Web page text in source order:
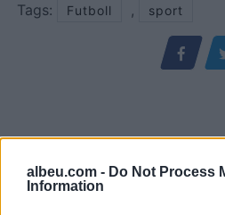
albeu.com - Do Not Process
Information
Tags:
Futboll , sport